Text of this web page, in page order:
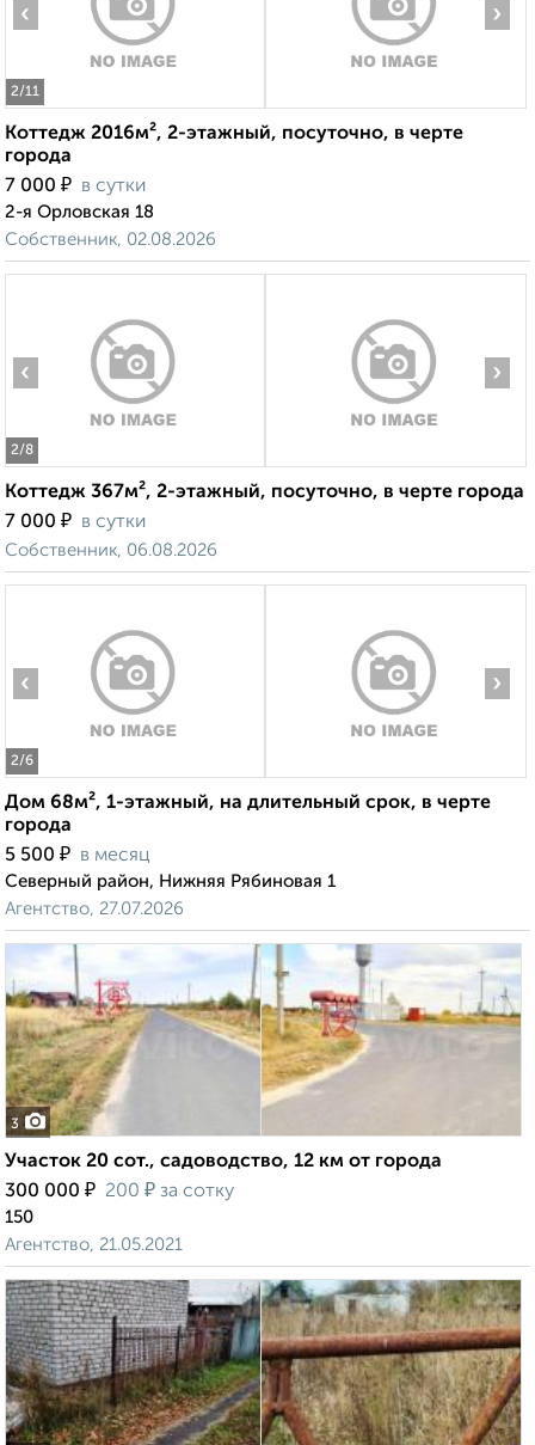
2/11
‹ ›
Коттедж 2016м², 2-этажный, посуточно, в черте
города
7 000 ₽ в сутки
2-я Орловская 18
Собственник, 02.08.2026
2/8
‹ ›
Коттедж 367м², 2-этажный, посуточно, в черте города
7 000 ₽ в сутки
Собственник, 06.08.2026
2/6
‹ ›
Дом 68м², 1-этажный, на длительный срок, в черте
города
5 500 ₽ в месяц
Северный район, Нижняя Рябиновая 1
Агентство, 27.07.2026
3
Участок 20 сот., садоводство, 12 км от города
300 000 ₽ 200 ₽ за сотку
150
Агентство, 21.05.2021